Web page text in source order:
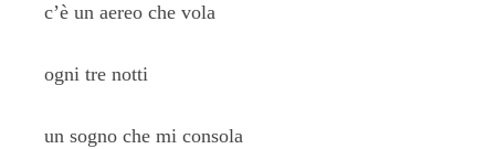
c’è un aereo che vola
ogni tre notti
un sogno che mi consola